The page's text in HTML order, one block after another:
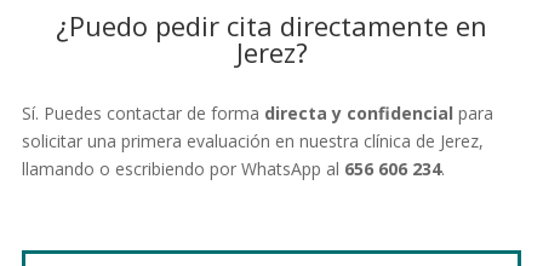
¿Puedo pedir cita directamente en
Jerez?
Sí. Puedes contactar de forma directa y confidencial para
solicitar una primera evaluación en nuestra clínica de Jerez,
llamando o escribiendo por WhatsApp al 656 606 234.